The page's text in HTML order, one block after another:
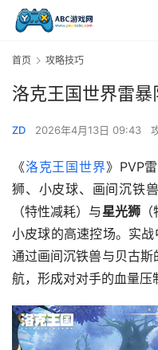
首页 攻略技巧
洛克王国世界雷
ZD 2026年4月13日 09:43
《洛克王国世界》PVP
狮、小皮球、画间沉铁
（特性减耗）与星光狮（
小皮球的高速控场。实战
通过画间沉铁兽与贝古
航，形成对对手的血量压